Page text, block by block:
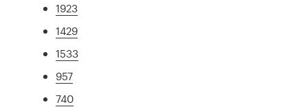
1923
1429
1533
957
740